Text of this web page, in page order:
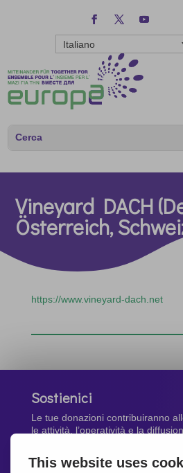
Italiano
Vineyard DACH
Österreich,
https://www.vineyard-dach.net
Sostienici
Le tue donazioni contribuiranno
le attività, l’operatività e la